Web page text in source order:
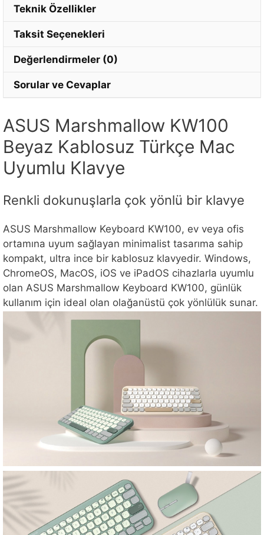
Teknik Özellikler
Taksit Seçenekleri
Değerlendirmeler (0)
Sorular ve Cevaplar
ASUS Marshmallow KW100
Beyaz Kablosuz Türkçe Mac
Uyumlu Klavye
Renkli dokunuşlarla çok yönlü bir klavye
ASUS Marshmallow Keyboard KW100, ev veya ofis
ortamına uyum sağlayan minimalist tasarıma sahip
kompakt, ultra ince bir kablosuz klavyedir. Windows,
ChromeOS, MacOS, iOS ve iPadOS cihazlarla uyumlu
olan ASUS Marshmallow Keyboard KW100, günlük
kullanım için ideal olan olağanüstü çok yönlülük sunar.